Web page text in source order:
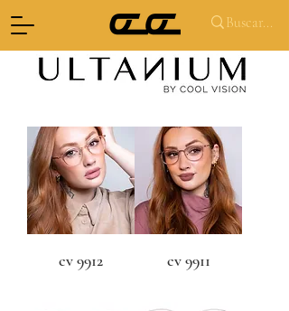
cv 9912 cv 9911